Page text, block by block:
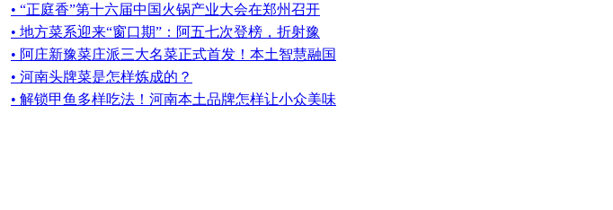
• “正庭香”第十六届中国火锅产业大会在郑州召开
• 地方菜系迎来“窗口期”：阿五七次登榜，折射豫
• 阿庄新豫菜庄派三大名菜正式首发！本土智慧融国
• 河南头牌菜是怎样炼成的？
• 解锁甲鱼多样吃法！河南本土品牌怎样让小众美味